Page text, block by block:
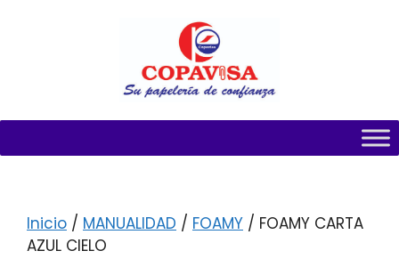
Inicio / MANUALIDAD / FOAMY / FOAMY CARTA
AZUL CIELO